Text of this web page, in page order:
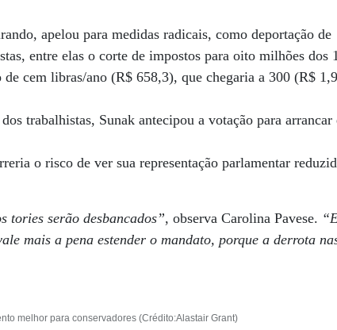
apelou para medidas radicais, como deportação de
entre elas o corte de impostos para oito milhões dos
cem libras/ano (R$ 658,3), que chegaria a 300 (R$
trabalhistas, Sunak antecipou a votação para arrancar
o risco de ver sua representação parlamentar
tories serão desbancados”, observa Carolina Pavese.
mais a pena estender o mandato, porque a derrota
melhor para conservadores (Crédito:Alastair Grant)